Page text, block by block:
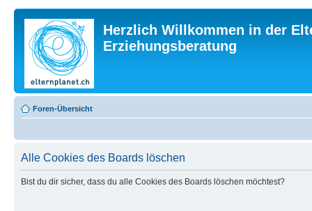
Herzlich Willkommen in der
Erziehungsberatung
Foren-Übersicht
Alle Cookies des Boards löschen
Bist du dir sicher, dass du alle Cookies des Boards löschen möchtest?